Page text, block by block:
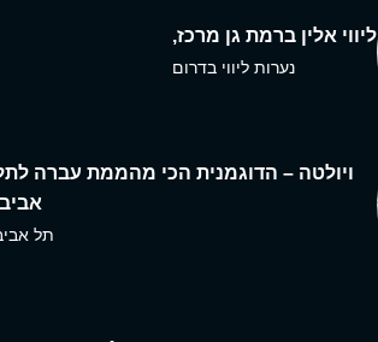
ליווי אלין ברמת גן מרכז,
נערות ליווי בדרום
ויולטה – הדוגמנית הכי מהממת עברה
תל